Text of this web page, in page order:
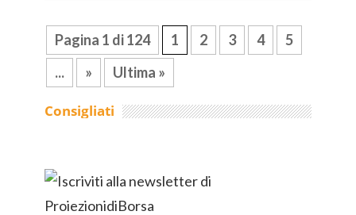
Pagina 1 di 124 1 2 3 4
5
...
» Ultima »
Consigliati